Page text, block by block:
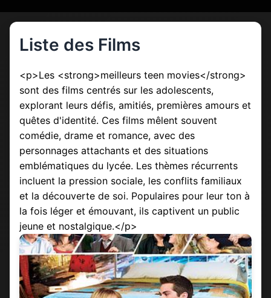
Liste des Films
<p>Les <strong>meilleurs teen movies</strong>
sont des films centrés sur les adolescents,
explorant leurs défis, amitiés, premières amours et
quêtes d'identité. Ces films mêlent souvent
comédie, drame et romance, avec des
personnages attachants et des situations
emblématiques du lycée. Les thèmes récurrents
incluent la pression sociale, les conflits familiaux
et la découverte de soi. Populaires pour leur ton à
la fois léger et émouvant, ils captivent un public
jeune et nostalgique.</p>